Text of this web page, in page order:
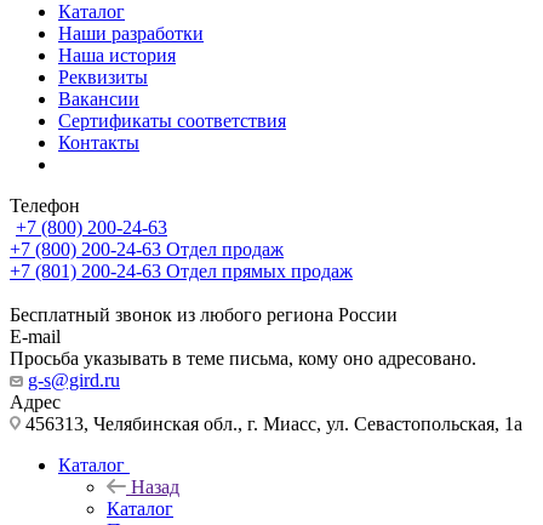
Каталог
Наши разработки
Наша история
Реквизиты
Вакансии
Сертификаты соответствия
Контакты
Телефон
+7 (800) 200-24-63
+7 (800) 200-24-63 Отдел продаж
+7 (801) 200-24-63 Отдел прямых продаж
Бесплатный звонок из любого региона России
E-mail
Просьба указывать в теме письма, кому оно адресовано.
g-s@gird.ru
Адрес
456313, Челябинская обл., г. Миасс, ул. Севастопольская, 1а
Каталог
Назад
Каталог